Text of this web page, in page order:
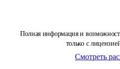
Полная информация и
только с
Смотреть